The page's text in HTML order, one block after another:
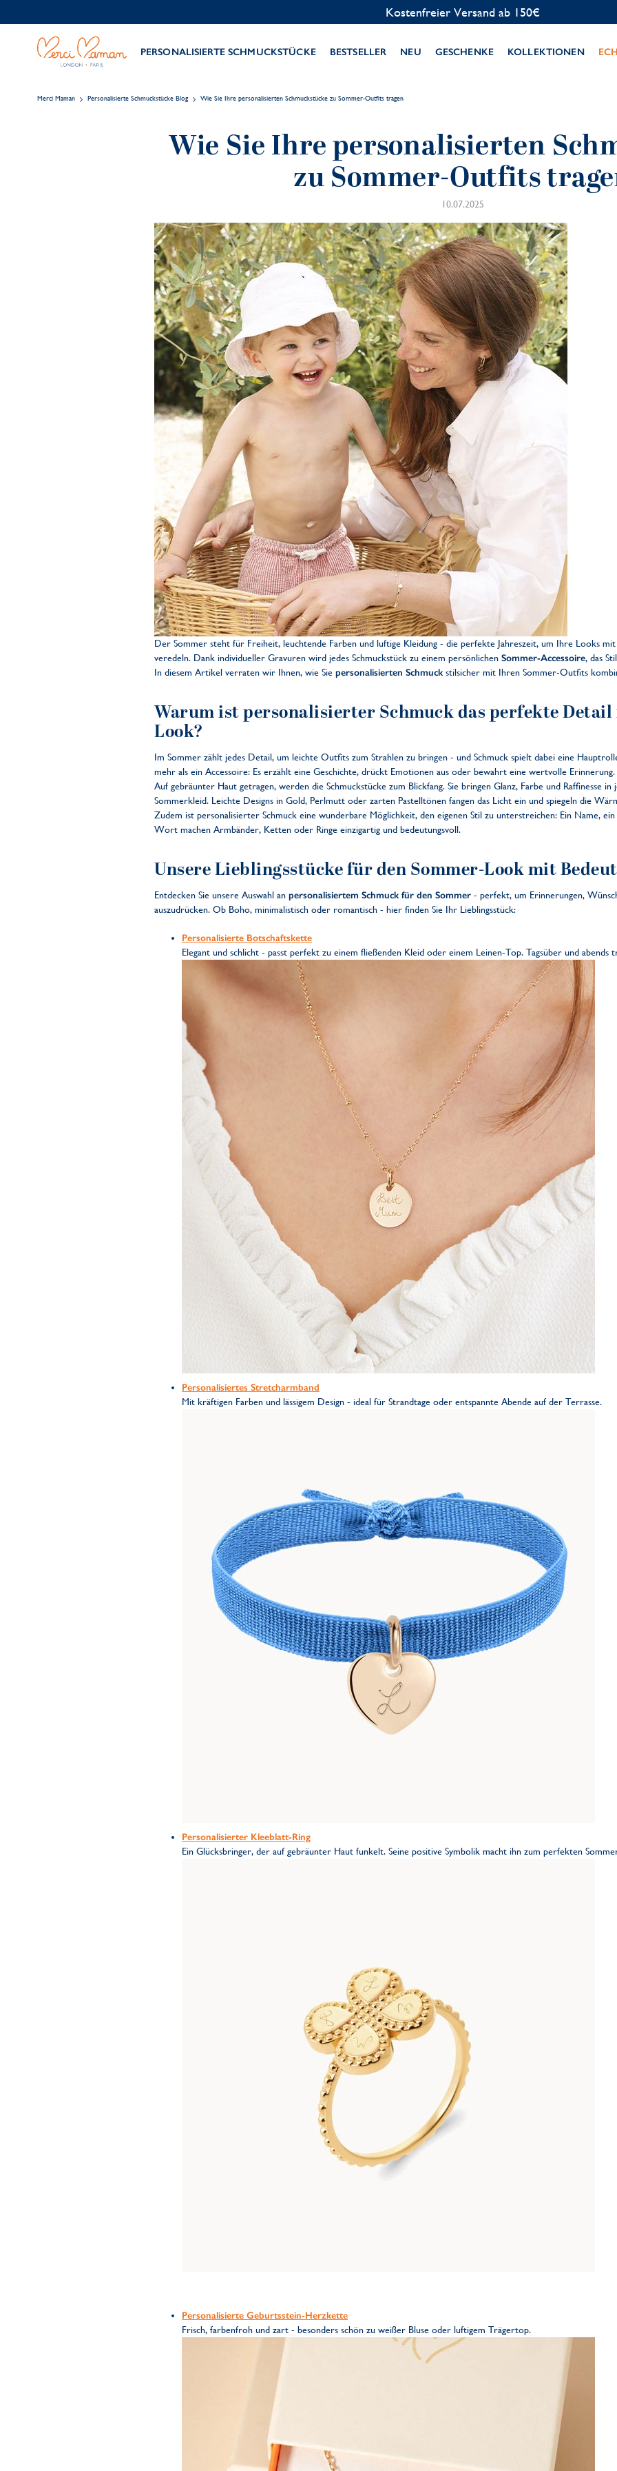
Kostenlose Personalisierung
PERSONALISIERTE SCHMUCKSTÜCKE BESTSELLER NEU GESCHENKE KOLLEKTIONEN
Merci Maman Personalisierte Schmuckstücke Blog Wie Sie Ihre personalisierten Schmuckstücke zu Sommer-Outfits tragen
Wie Sie Ihre personalisierten
zu Sommer-Outfits
10.07.2025
Der Sommer steht für Freiheit, leuchtende Farben und luftige Kleidung - die perfekte Jahreszeit, um Ihre Looks mit
veredeln. Dank individueller Gravuren wird jedes Schmuckstück zu einem persönlichen Sommer-Accessoire, das
In diesem Artikel verraten wir Ihnen, wie Sie personalisierten Schmuck stilsicher mit Ihren Sommer-Outfits
Warum ist personalisierter Schmuck das perfekte
Look?
Im Sommer zählt jedes Detail, um leichte Outfits zum Strahlen zu bringen - und Schmuck spielt dabei eine
mehr als ein Accessoire: Es erzählt eine Geschichte, drückt Emotionen aus oder bewahrt eine wertvolle Erinnerung.
Auf gebräunter Haut getragen, werden die Schmuckstücke zum Blickfang. Sie bringen Glanz, Farbe und Raffinesse
Sommerkleid. Leichte Designs in Gold, Perlmutt oder zarten Pastelltönen fangen das Licht ein und spiegeln die
Zudem ist personalisierter Schmuck eine wunderbare Möglichkeit, den eigenen Stil zu unterstreichen: Ein Name,
Wort machen Armbänder, Ketten oder Ringe einzigartig und bedeutungsvoll.
Unsere Lieblingsstücke für den Sommer-Look mit
Entdecken Sie unsere Auswahl an personalisiertem Schmuck für den Sommer - perfekt, um Erinnerungen,
auszudrücken. Ob Boho, minimalistisch oder romantisch - hier finden Sie Ihr Lieblingsstück:
Personalisierte Botschaftskette
Elegant und schlicht - passt perfekt zu einem fließenden Kleid oder einem Leinen-Top. Tagsüber und
Personalisiertes Stretcharmband
Mit kräftigen Farben und lässigem Design - ideal für Strandtage oder entspannte Abende auf der Terrasse.
Personalisierter Kleeblatt-Ring
Ein Glücksbringer, der auf gebräunter Haut funkelt. Seine positive Symbolik macht ihn zum perfekten
Personalisierte Geburtsstein-Herzkette
Frisch, farbenfroh und zart - besonders schön zu weißer Bluse oder luftigem Trägertop.